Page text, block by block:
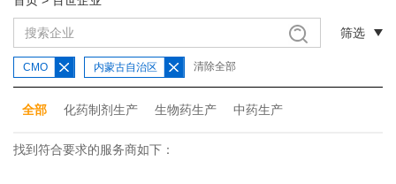
筛选
CMO 内蒙古自治区 清除全部
全部 化药制剂生产 生物药生产 中药生产
找到符合要求的服务商如下：